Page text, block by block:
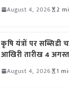
August 4, 2026 2
कृषि यंत्रों पर
आखिरी तारीख 4
August 4, 2026 1